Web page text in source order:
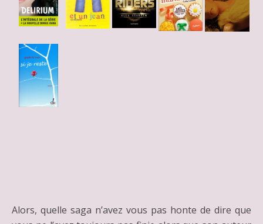
Alors, quelle saga n’avez vous pas honte de dire que